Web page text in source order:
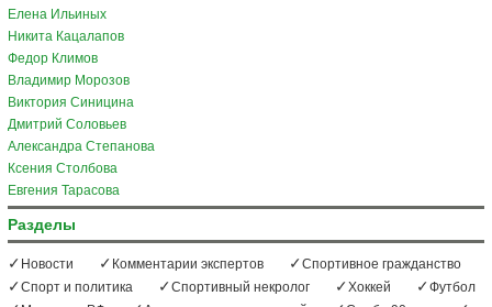
Елена Ильиных
Никита Кацалапов
Федор Климов
Владимир Морозов
Виктория Синицина
Дмитрий Соловьев
Александра Степанова
Ксения Столбова
Евгения Тарасова
Разделы
Новости Комментарии экспертов
Спортивное гражданство
Спорт и политика
Спортивный некролог Хоккей
Футбол